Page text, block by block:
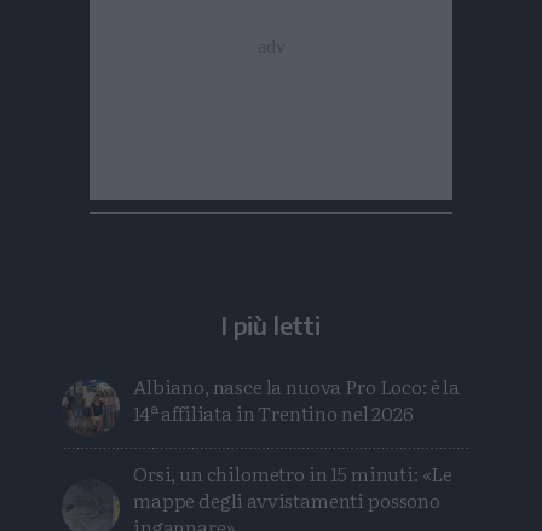
I più letti
Albiano, nasce la nuova Pro Loco: è la
14ª affiliata in Trentino nel 2026
Orsi, un chilometro in 15 minuti: «Le
mappe degli avvistamenti possono